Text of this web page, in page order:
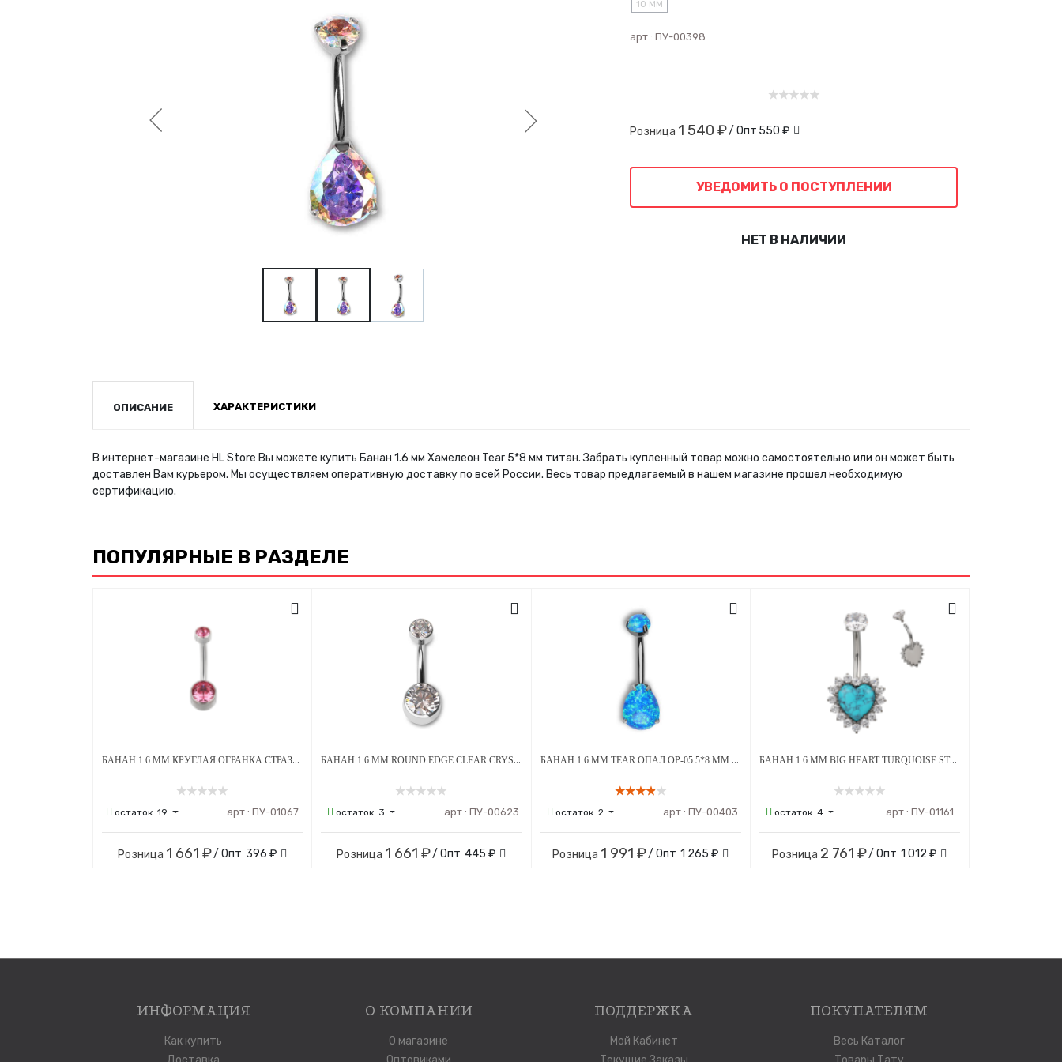
10 ММ
арт.: ПУ-00398
Розница 1 540 ₽/ Опт 550 ₽
УВЕДОМИТЬ О ПОСТУПЛЕНИИ
НЕТ В НАЛИЧИИ
ОПИСАНИЕ ХАРАКТЕРИСТИКИ
В интернет-магазине HL Store Вы можете купить Банан 1.6 мм Хамелеон Tear 5*8 мм титан. Забрать купленный товар можно самостоятельно или он может быть
доставлен Вам курьером. Мы осуществляем оперативную доставку по всей России. Весь товар предлагаемый в нашем магазине прошел необходимую
сертификацию.
ПОПУЛЯРНЫЕ В РАЗДЕЛЕ
БАНАН 1.6 ММ КРУГЛАЯ ОГРАНКА СТРАЗЫ PINK 4*6 ММ ВНУТРЕННЯЯ РЕЗЬБА ТИТАН
остаток:19 арт.: ПУ-01067
Розница 1 661 ₽/ Опт 396 ₽
БАНАН 1.6 ММ ROUND EDGE CLEAR CRYSTAL 5 Х 8 ММ ВНУТРЕННЯЯ РЕЗЬБА ТИТАН
остаток: 3 арт.: ПУ-00623
Розница 1 661 ₽/ Опт 445 ₽
БАНАН 1.6 ММ TEAR ОПАЛ OP-05 5*8 ММ ВНУТРЕННЯЯ РЕЗЬБА ТИТАН
остаток: 2 арт.: ПУ-00403
Розница 1 991 ₽/ Опт 1 265 ₽
БАНАН 1.6 ММ BIG HEART TURQUOISE STEEL CRYSTAL ВНУТРЕННЯЯ РЕЗЬБА ТИТАН
остаток: 4 арт.: ПУ-01161
Розница 2 761 ₽/ Опт 1 012 ₽
ИНФОРМАЦИЯ
Как купить
О КОМПАНИИ
О магазине
ПОДДЕРЖКА
Мой Кабинет
ПОКУПАТЕЛЯМ
Весь Каталог